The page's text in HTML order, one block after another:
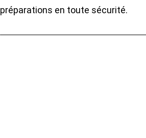
préparations en toute sécurité.